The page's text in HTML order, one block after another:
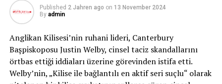
Published 2 Jahren ago on 13 November 2024
By admin
Anglikan Kilisesi’nin ruhani lideri, Canterbury
Başpiskoposu Justin Welby, cinsel taciz skandallarını
örtbas ettiği iddiaları üzerine görevinden istifa etti.
Welby’nin, „Kilise ile bağlantılı en aktif seri suçlu“ olarak